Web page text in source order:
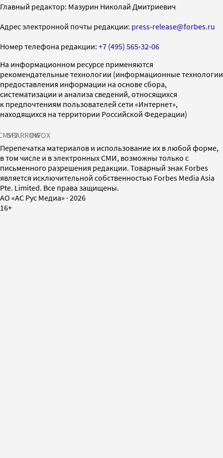
Главный редактор: Мазурин Николай Дмитриевич
Адрес электронной почты редакции: press-release@forbes.ru
Номер телефона редакции: +7 (495) 565-32-06
На информационном ресурсе применяются
рекомендательные технологии (информационные технологии
предоставления информации на основе сбора,
систематизации и анализа сведений, относящихся
к предпочтениям пользователей сети «Интернет»,
находящихся на территории Российской Федерации)
SPARROWINFOX
Перепечатка материалов и использование их в любой форме,
в том числе и в электронных СМИ, возможны только с
письменного разрешения редакции. Товарный знак Forbes
является исключительной собственностью Forbes Media Asia
Pte. Limited. Все права защищены.
AO «АС Рус Медиа» · 2026
16+